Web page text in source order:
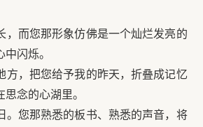
，而您那形象仿佛是一个灿烂发亮的
闪烁。
方，把您给予我的昨天，折叠成记忆
念的心湖里。
。您那熟悉的板书、熟悉的声音，将